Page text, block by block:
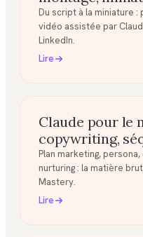
Du script à la miniature
vidéo assistée par
LinkedIn.
Lire
Claude pour le
copywriting,
Plan marketing,
nurturing : la matière
Mastery.
Lire